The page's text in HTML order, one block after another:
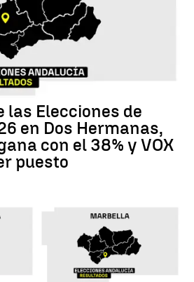
las Elecciones de
en Dos Hermanas,
con el 38% y VOX
puesto